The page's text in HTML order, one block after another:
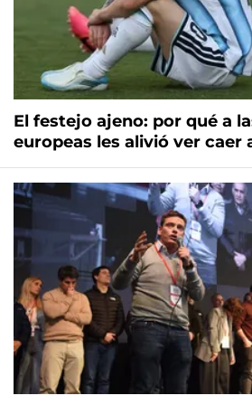
El festejo ajeno: por qué a
europeas les alivió ver caer